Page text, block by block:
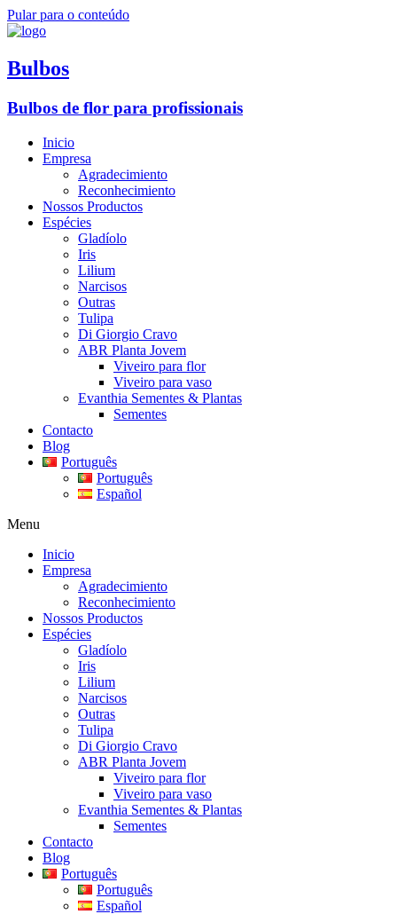
Pular para o conteúdo
Bulbos
Bulbos de flor para profissionais
Inicio
Empresa
Agradecimiento
Reconhecimiento
Nossos Productos
Espécies
Gladíolo
Iris
Lilium
Narcisos
Outras
Tulipa
Di Giorgio Cravo
ABR Planta Jovem
Viveiro para flor
Viveiro para vaso
Evanthia Sementes & Plantas
Sementes
Contacto
Blog
Português
Português
Español
Menu
Inicio
Empresa
Agradecimiento
Reconhecimiento
Nossos Productos
Espécies
Gladíolo
Iris
Lilium
Narcisos
Outras
Tulipa
Di Giorgio Cravo
ABR Planta Jovem
Viveiro para flor
Viveiro para vaso
Evanthia Sementes & Plantas
Sementes
Contacto
Blog
Português
Português
Español